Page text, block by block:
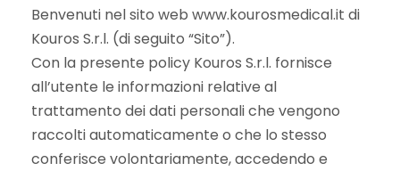
Benvenuti nel sito web www.kourosmedical.it di
Kouros S.r.l. (di seguito “Sito”).
Con la presente policy Kouros S.r.l. fornisce
all’utente le informazioni relative al
trattamento dei dati personali che vengono
raccolti automaticamente o che lo stesso
conferisce volontariamente, accedendo e